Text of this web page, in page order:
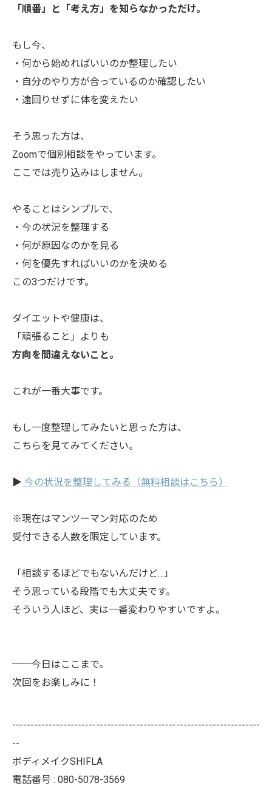
「順番」と「考え方」を知らなかっただけ。
もし今、
・何から始めればいいのか整理したい
・自分のやり方が合っているのか確認したい
・遠回りせずに体を変えたい
そう思った方は、
Zoomで個別相談をやっています。
ここでは売り込みはしません。
やることはシンプルで、
・今の状況を整理する
・何が原因なのかを見る
・何を優先すればいいのかを決める
この3つだけです。
ダイエットや健康は、
「頑張ること」よりも
方向を間違えないこと。
これが一番大事です。
もし一度整理してみたいと思った方は、
こちらを見てみてください。
▶ 今の状況を整理してみる（無料相談はこちら）
※現在はマンツーマン対応のため
受付できる人数を限定しています。
「相談するほどでもないんだけど…」
そう思っている段階でも大丈夫です。
そういう人ほど、実は一番変わりやすいですよ。
──今日はここまで。
次回をお楽しみに！
--------------------------------------------------------------------
--
ボディメイクSHIFLA
電話番号 : 080-5078-3569